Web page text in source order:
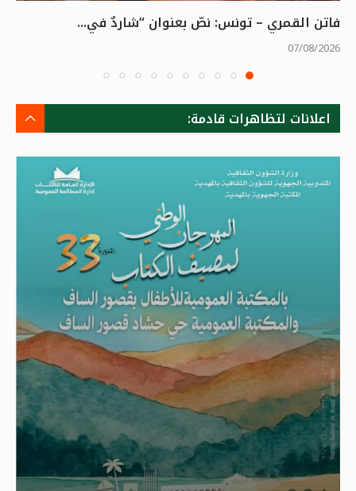
فاتن القمري – تونس: نصّ بعنوان “شاردٌ في...
07/08/2026
اعلانات لتظاهرات قادمة: